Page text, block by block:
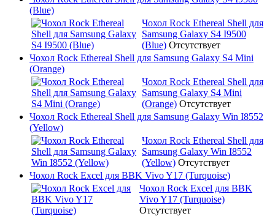
(Blue)
Чохол Rock Ethereal Shell для
Samsung Galaxy S4 I9500
(Blue) Отсутствует
Чохол Rock Ethereal Shell для Samsung Galaxy S4 Mini
(Orange)
Чохол Rock Ethereal Shell для
Samsung Galaxy S4 Mini
(Orange) Отсутствует
Чохол Rock Ethereal Shell для Samsung Galaxy Win I8552
(Yellow)
Чохол Rock Ethereal Shell для
Samsung Galaxy Win I8552
(Yellow) Отсутствует
Чохол Rock Excel для BBK Vivo Y17 (Turquoise)
Чохол Rock Excel для BBK
Vivo Y17 (Turquoise)
Отсутствует